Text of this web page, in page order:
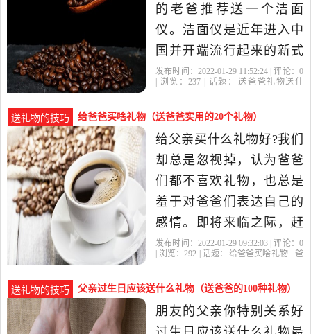
的老爸推荐送一个洁面
仪。洁面仪是近年进入中
国并开端流行起来的新式
洁面方法。能够对皮肤有
起来更年轻更帅气。 2、乳
胶枕 乳胶的弹性好，不易
变形、支撑力强。其独特
的柔软触觉和乳胶高弹性
能够..
发布时间：2022-01-29 11:52:24 | 评论： 0
| 浏览：237 | 话题：
送爸爸礼物送什
送礼物的技巧 给爸爸买啥礼物（送爸爸实用的20个礼物）
给父亲买什么礼物好?我们
却总是忽视掉，认为爸爸
们都不喜欢礼物，也总是
羞于对爸爸们表达自己的
感情。即将来临之际，赶
紧为父亲挑选一份精美的
你对父亲的爱与关怀。 一
双运动鞋。实用是父亲最
喜欢的礼物，父亲为了子
发布时间：2022-01-29 09:32:03 | 评论： 0
| 浏览：292 | 话题： 给爸爸买啥礼物
爸
送礼物的技巧 父亲过生日应该送什么礼物（送爸爸的100种礼物）
朋友的父亲你特别关系好